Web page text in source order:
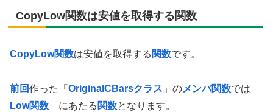
CopyLow関数は安値を取得する関数
CopyLow関数は安値を取得する 関数です。
前回作った「 OriginalCBarsクラス 」のメンバ関数では
Low関数 にあたる 関数となります。